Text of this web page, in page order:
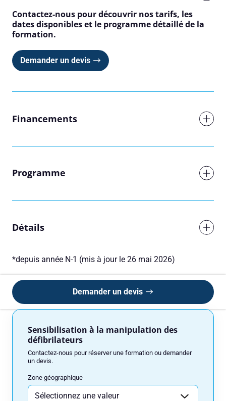
Contactez-nous pour découvrir nos tarifs, les
dates disponibles et le programme détaillé de la
formation.
Demander un devis
Financements
Programme
Détails
*depuis année N-1 (mis à jour le 26 mai 2026)
Demander un devis
Sensibilisation à la manipulation des
défibrilateurs
Contactez-nous pour réserver une formation ou demander
un devis.
Zone géographique
Réserver une session
Vous êtes